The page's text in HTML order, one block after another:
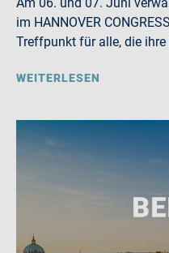
im HANNOVER
Treffpunkt für alle, die
WEITERLESEN